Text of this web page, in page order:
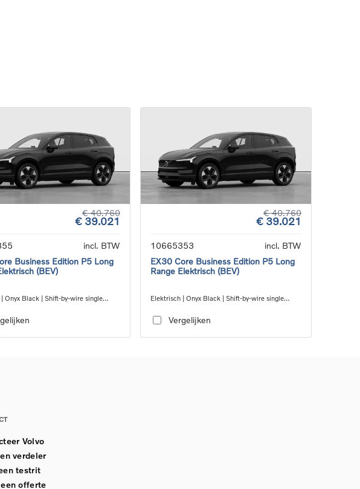
€ 40.760
€ 39.021
incl. BTW
Business Edition P5 Long
(BEV)
Onyx Black | Shift-by-wire single
€ 40.760
€ 39.021
10665353
incl. BTW
EX30 Core Business Edition P5 Long
Range Elektrisch (BEV)
Elektrisch | Onyx Black | Shift-by-wire single
Vergelijken
Volvo
verdeler
testrit
offerte